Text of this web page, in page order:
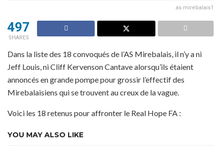
as mirebalais1
497
SHARES
Dans la liste des 18 convoqués de l’AS Mirebalais, il n’y a ni
Jeff Louis, ni Cliff Kervenson Cantave alorsqu’ils étaient
annoncés en grande pompe pour grossir l’effectif des
Mirebalaisiens qui se trouvent au creux de la vague.
Voici les 18 retenus pour affronter le Real Hope FA :
YOU MAY ALSO LIKE